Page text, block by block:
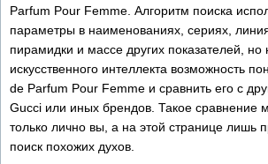
Parfum Pour Femme. Алгоритм поиска
параметры в наименованиях, сериях,
пирамидки и массе других показателей, но
искусственного интеллекта возможность
de Parfum Pour Femme и сравнить его с
Gucci или иных брендов. Такое сравнение
только лично вы, а на этой странице лишь
поиск похожих духов.